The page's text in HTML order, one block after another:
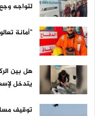
لتواجه
"أمانة
هل بين
يتدخل
توقيف